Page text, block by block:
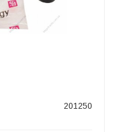
201250